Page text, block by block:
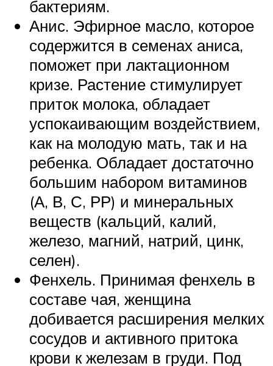
бактериям.
Анис. Эфирное масло, которое
содержится в семенах аниса,
поможет при лактационном
кризе. Растение стимулирует
приток молока, обладает
успокаивающим воздействием,
как на молодую мать, так и на
ребенка. Обладает достаточно
большим набором витаминов
(А, В, С, РР) и минеральных
веществ (кальций, калий,
железо, магний, натрий, цинк,
селен).
Фенхель. Принимая фенхель в
составе чая, женщина
добивается расширения мелких
сосудов и активного притока
крови к железам в груди. Под